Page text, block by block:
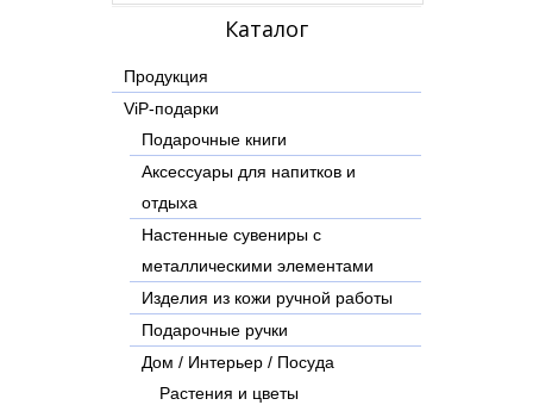
Каталог
Продукция
ViP-подарки
Подарочные книги
Аксессуары для напитков и
отдыха
Настенные сувениры с
металлическими элементами
Изделия из кожи ручной работы
Подарочные ручки
Дом / Интерьер / Посуда
Растения и цветы